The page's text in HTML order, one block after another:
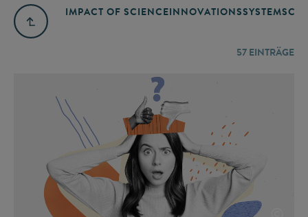
IMPACT OF SCIENCEINNOVATIONSSYSTEM
57 EINTRÄGE